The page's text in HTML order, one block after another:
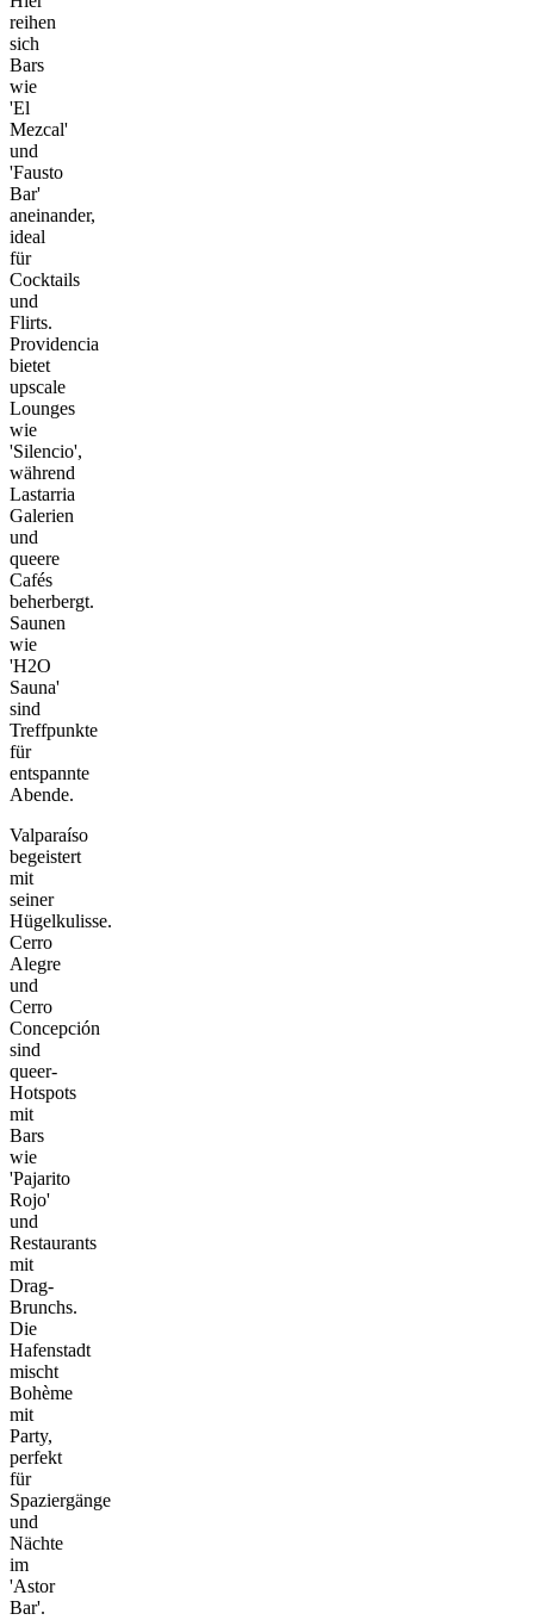
reihen
sich
Bars
wie
'El
Mezcal'
und
'Fausto
Bar'
aneinander,
ideal
für
Cocktails
und
Flirts.
Providencia
bietet
upscale
Lounges
wie
'Silencio',
während
Lastarria
Galerien
und
queere
Cafés
beherbergt.
Saunen
wie
'H2O
Sauna'
sind
Treffpunkte
für
entspannte
Abende.
Valparaíso
begeistert
mit
seiner
Hügelkulisse.
Cerro
Alegre
und
Cerro
Concepción
sind
queer-
Hotspots
mit
Bars
wie
'Pajarito
Rojo'
und
Restaurants
mit
Drag-
Brunchs.
Die
Hafenstadt
mischt
Bohème
mit
Party,
perfekt
für
Spaziergänge
und
Nächte
im
'Astor
Bar'.